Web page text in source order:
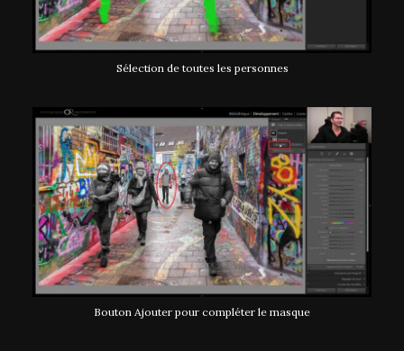
Sélection de toutes les personnes
Bouton Ajouter pour compléter le masque